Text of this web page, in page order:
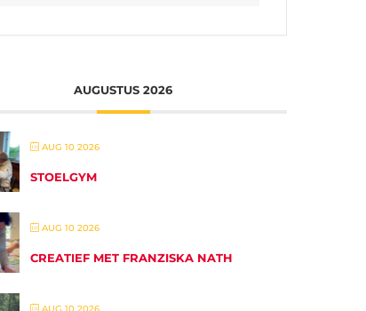
AUGUSTUS 2026
AUG 10 2026
STOELGYM
AUG 10 2026
CREATIEF MET FRANZISKA NATH